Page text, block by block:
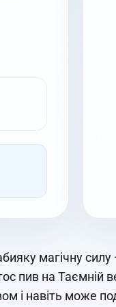
магічну
пив на
і навіть може